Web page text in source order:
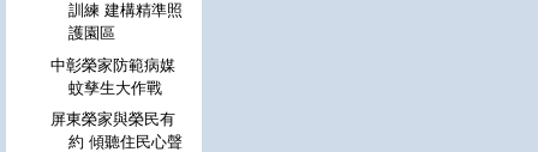
訓練 建構精準照
護園區
中彰榮家防範病媒
蚊孳生大作戰
屏東榮家與榮民有
約 傾聽住民心聲